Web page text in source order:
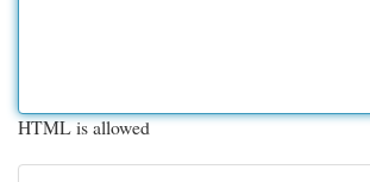
HTML is allowed